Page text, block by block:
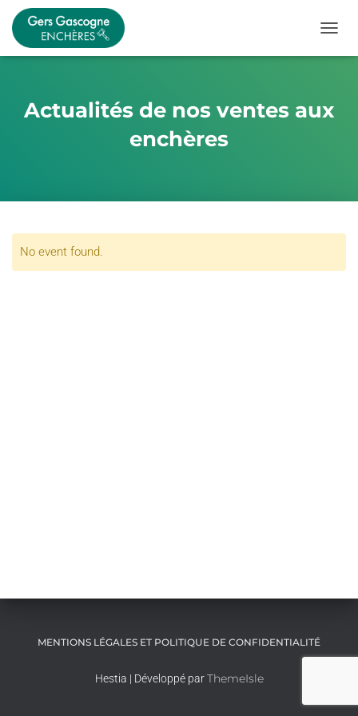
Actualités de nos ventes aux
enchères
No event found.
MENTIONS LÉGALES ET POLITIQUE DE CONFIDENTIALITÉ
Hestia | Développé parThemeIsle